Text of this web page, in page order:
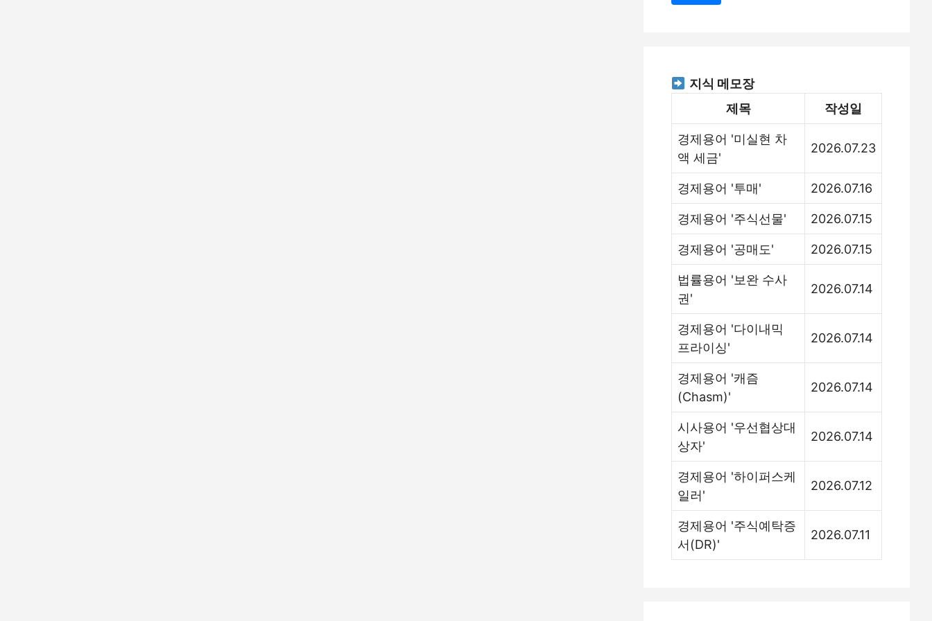
지식 메모장
제목
작성일
경제용어 '미실현 차
액 세금'
2026.07.23
경제용어 '투매' 2026.07.16
경제용어 '주식선물' 2026.07.15
경제용어 '공매도' 2026.07.15
법률용어 '보완 수사
권'
2026.07.14
경제용어 '다이내믹
프라이싱'
2026.07.14
경제용어 '캐즘
(Chasm)'
2026.07.14
시사용어 '우선협상대
상자'
2026.07.14
경제용어 '하이퍼스케
일러'
2026.07.12
경제용어 '주식예탁증
서(DR)'
2026.07.11